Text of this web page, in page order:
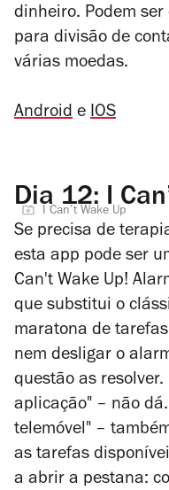
dinheiro. Podem
para divisão de
várias moedas.
Android e IOS
Dia 12: I
I Can’t Wake Up
Se precisa de
esta app pode ser
Can't Wake Up!
que substitui o
maratona de
nem desligar o
questão as
aplicação" – não
telemóvel" –
as tarefas
a abrir a pestana: